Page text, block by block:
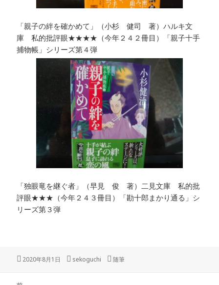
「親子の絆を確かめて」（小杉 健司 著）ハルキ文
庫 私的批評眼★★★★（今年２４２冊目）「親子十手
捕物帳」シリーズ第４弾
「独眼竜を継ぐ者」（早見 俊 著）二見文庫 私的批
評眼★★★（今年２４３冊目）「勘十郎まかり通る」シ
リーズ第３弾
投
2020年8月1日
作
sekoguchi
カ
随筆